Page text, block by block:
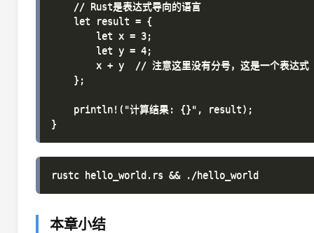
    // Rust是表达式导向的语言
    let result = {
        let x = 3;
        let y = 4;
        x + y  // 注意这里没有分号，这是一个表达式
    };
    println!("计算结果: {}", result);
本章小结